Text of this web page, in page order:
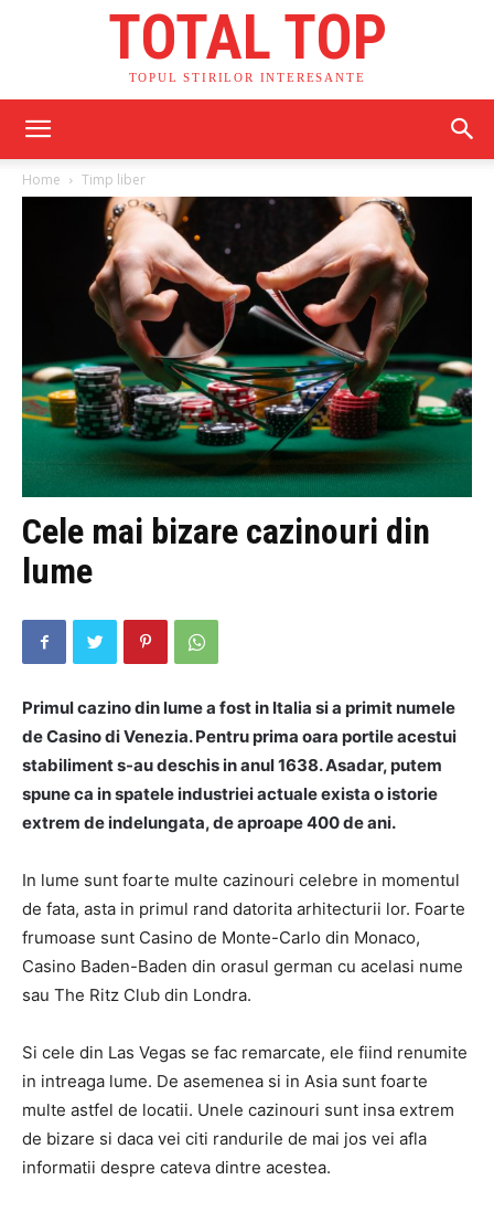
TOTAL TOP
TOPUL STIRILOR INTERESANTE
Home Timp liber
Cele mai bizare cazinouri din
lume
Primul cazino din lume a fost in Italia si a primit numele
de Casino di Venezia. Pentru prima oara portile acestui
stabiliment s-au deschis in anul 1638. Asadar, putem
spune ca in spatele industriei actuale exista o istorie
extrem de indelungata, de aproape 400 de ani.
In lume sunt foarte multe cazinouri celebre in momentul
de fata, asta in primul rand datorita arhitecturii lor. Foarte
frumoase sunt Casino de Monte-Carlo din Monaco,
Casino Baden-Baden din orasul german cu acelasi nume
sau The Ritz Club din Londra.
Si cele din Las Vegas se fac remarcate, ele fiind renumite
in intreaga lume. De asemenea si in Asia sunt foarte
multe astfel de locatii. Unele cazinouri sunt insa extrem
de bizare si daca vei citi randurile de mai jos vei afla
informatii despre cateva dintre acestea.